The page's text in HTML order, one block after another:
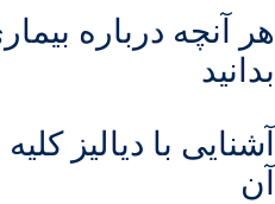
هر آنچه درباره
بدانید
آشنایی با دیالیز
آن